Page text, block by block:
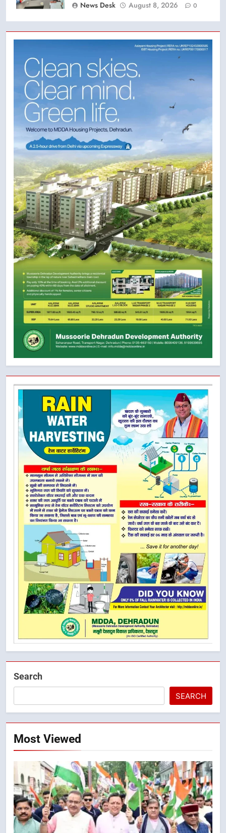
News Desk
August 8, 2026 0
Search
SEARCH
Most Viewed